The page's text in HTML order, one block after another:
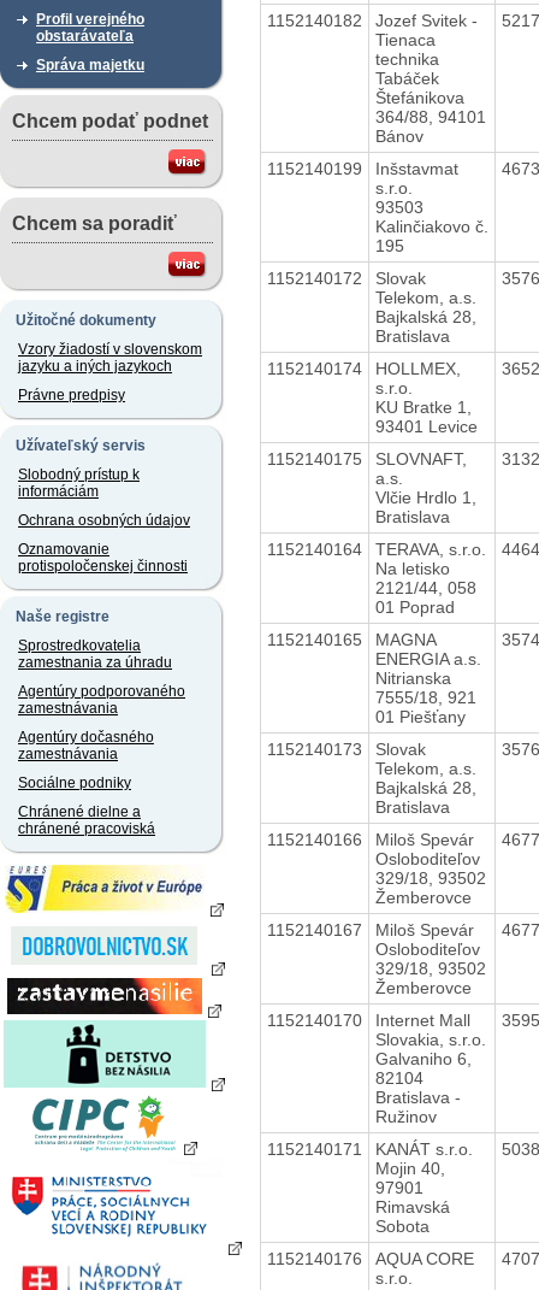
Profil verejného
obstarávateľa
Správa majetku
Chcem podať podnet
Chcem sa poradiť
Užitočné dokumenty
Vzory žiadostí v slovenskom
jazyku a iných jazykoch
Právne predpisy
Užívateľský servis
Slobodný prístup k
informáciám
Ochrana osobných údajov
Oznamovanie
protispoločenskej činnosti
Naše registre
Sprostredkovatelia
zamestnania za úhradu
Agentúry podporovaného
zamestnávania
Agentúry dočasného
zamestnávania
Sociálne podniky
Chránené dielne a
chránené pracoviská
1152140182
Jozef Svitek -
Tienaca
technika
Tabáček
Štefánikova
364/88, 94101
Bánov
1152140199
Inšstavmat
s.r.o.
93503
Kalinčiakovo č.
195
1152140172
Slovak
Telekom, a.s.
Bajkalská 28,
Bratislava
1152140174
HOLLMEX,
s.r.o.
KU Bratke 1,
93401 Levice
1152140175
SLOVNAFT,
a.s.
Vlčie Hrdlo 1,
Bratislava
1152140164
TERAVA, s.r.o.
Na letisko
2121/44, 058
01 Poprad
1152140165
MAGNA
ENERGIA a.s.
Nitrianska
7555/18, 921
01 Piešťany
1152140173
Slovak
Telekom, a.s.
Bajkalská 28,
Bratislava
1152140166
Miloš Spevár
Osloboditeľov
329/18, 93502
Žemberovce
1152140167
Miloš Spevár
Osloboditeľov
329/18, 93502
Žemberovce
1152140170
Internet Mall
Slovakia, s.r.o.
Galvaniho 6,
82104
Bratislava -
Ružinov
1152140171
KANÁT s.r.o.
Mojin 40,
97901
Rimavská
Sobota
1152140176
AQUA CORE
s.r.o.